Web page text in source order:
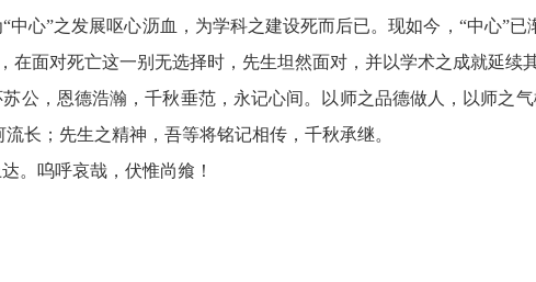
心”之发展呕心沥血，为学科之建设死而后已。现如今，“中心”已
在面对死亡这一别无选择时，先生坦然面对，并以学术之成就延续
，恩德浩瀚，千秋垂范，永记心间。以师之品德做人，以师之
流长；先生之精神，吾等将铭记相传，千秋承继。
呜呼哀哉，伏惟尚飨！